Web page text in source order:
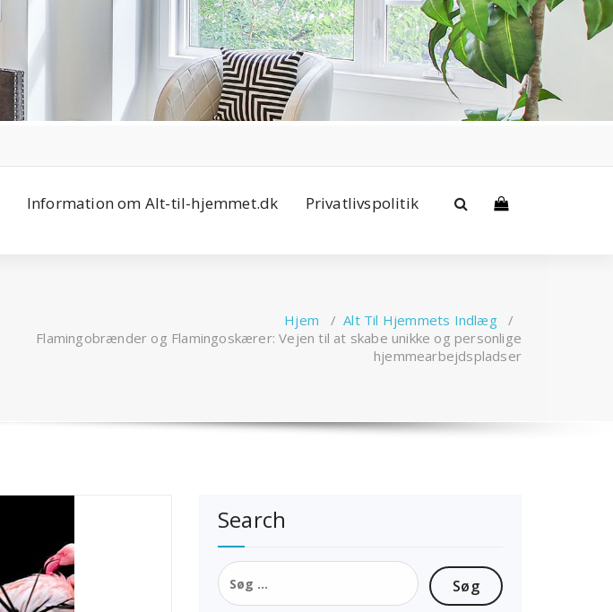
Information om Alt-til-hjemmet.dk Privatlivspolitik
Hjem /Alt Til Hjemmets Indlæg/
Flamingobrænder og Flamingoskærer: Vejen til at skabe unikke og personlige
hjemmearbejdspladser
Search
Søg
efter: